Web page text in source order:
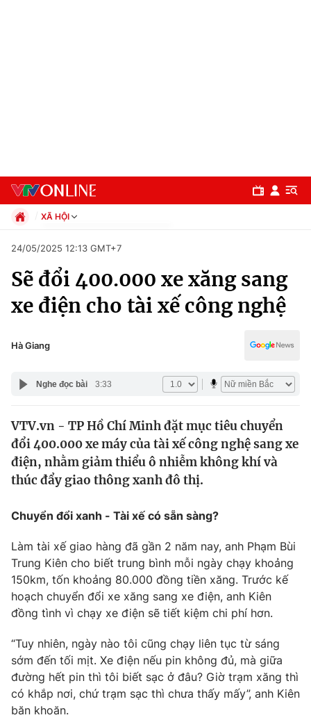
Chuyên mục
Chính trị
Xã hội
Y tế
Thế giới
Câu chuyện quốc tế
Kinh tế
Tài chính
Thị trường
Góc doanh nghiệp
Dữ liệu và đời sống
Truyền hình
Hậu trường
Nhân vật
Khán giả
Giải trí
Điện ảnh
Âm nhạc
Đời sống
Du lịch
Giáo dục
XÃ HỘI
Xã hội
Pháp luật
Thể thao
Văn hóa - Giải trí
Đời sống
Giáo dục
24/05/2025 12:13 GMT+7
Sẽ đổi 400.000 xe xăng sang
xe điện cho tài xế công nghệ
Hà Giang
Nghe đọc bài 3:33
VTV.vn - TP Hồ Chí Minh đặt mục tiêu chuyển
đổi 400.000 xe máy của tài xế công nghệ sang xe
điện, nhằm giảm thiểu ô nhiễm không khí và
thúc đẩy giao thông xanh đô thị.
Chuyển đổi xanh - Tài xế có sẵn sàng?
Làm tài xế giao hàng đã gần 2 năm nay, anh Phạm Bùi
Trung Kiên cho biết trung bình mỗi ngày chạy khoảng
150km, tốn khoảng 80.000 đồng tiền xăng. Trước kế
hoạch chuyển đổi xe xăng sang xe điện, anh Kiên
đồng tình vì chạy xe điện sẽ tiết kiệm chi phí hơn.
“Tuy nhiên, ngày nào tôi cũng chạy liên tục từ sáng
sớm đến tối mịt. Xe điện nếu pin không đủ, mà giữa
đường hết pin thì tôi biết sạc ở đâu? Giờ trạm xăng thì
có khắp nơi, chứ trạm sạc thì chưa thấy mấy”, anh Kiên
băn khoăn.